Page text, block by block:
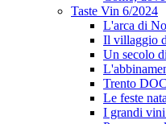
Taste Vin 6/2024
L'arca di
Il villaggio
Un secolo
Trento
Le feste
I grandi vini